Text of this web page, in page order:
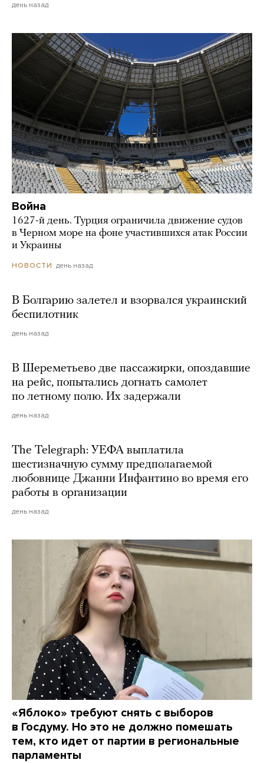
день назад
Война
1627-й день. Турция ограничила движение судов
в Черном море на фоне участившихся атак России
и Украины
НОВОСТИ день назад
В Болгарию залетел и взорвался украинский
беспилотник
день назад
В Шереметьево две пассажирки, опоздавшие
на рейс, попытались догнать самолет
по летному полю. Их задержали
день назад
The Telegraph: УЕФА выплатила
шестизначную сумму предполагаемой
любовнице Джанни Инфантино во время его
работы в организации
день назад
«Яблоко» требуют снять с выборов
в Госдуму. Но это не должно помешать
тем, кто идет от партии в региональные
парламенты